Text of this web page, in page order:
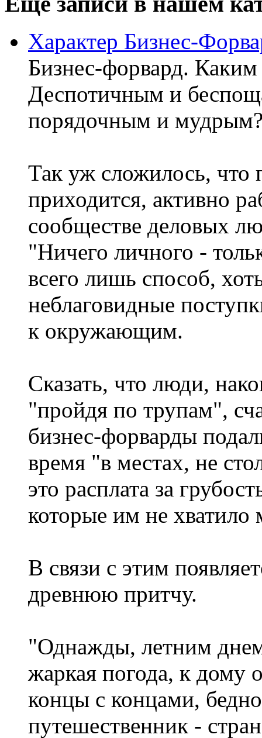
Характер Бизнес-
Бизнес-форвард.
Деспотичным и
порядочным и
Так уж сложилось, что
приходится, активно
сообществе деловых
"Ничего личного -
всего лишь способ,
неблаговидные
к окружающим.
Сказать, что люди,
"пройдя по трупам",
бизнес-форварды
время "в местах, не
это расплата за
которые им не хватило
В связи с этим
древнюю притчу.
"Однажды, летним
жаркая погода, к дому
концы с концами,
путешественник -